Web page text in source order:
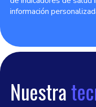
información
Nuestra